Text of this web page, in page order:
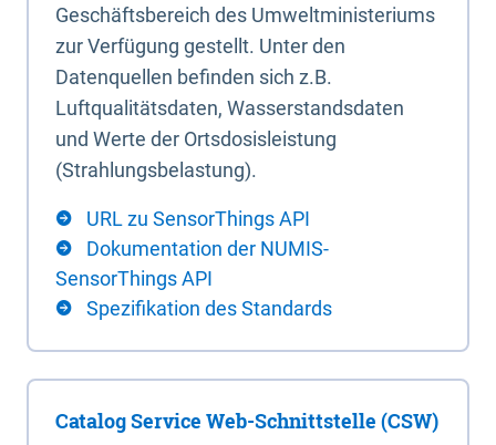
Geschäftsbereich des Umweltministeriums
zur Verfügung gestellt. Unter den
Datenquellen befinden sich z.B.
Luftqualitätsdaten, Wasserstandsdaten
und Werte der Ortsdosisleistung
(Strahlungsbelastung).
URL zu SensorThings API
Dokumentation der NUMIS-
SensorThings API
Spezifikation des Standards
Catalog Service Web-Schnittstelle (CSW)